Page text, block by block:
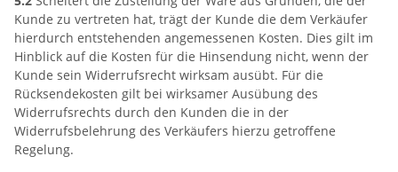
Kunde zu vertreten hat, trägt der Kunde die dem Verkäufer
hierdurch entstehenden angemessenen Kosten. Dies gilt im
Hinblick auf die Kosten für die Hinsendung nicht, wenn der
Kunde sein Widerrufsrecht wirksam ausübt. Für die
Rücksendekosten gilt bei wirksamer Ausübung des
Widerrufsrechts durch den Kunden die in der
Widerrufsbelehrung des Verkäufers hierzu getroffene
Regelung.